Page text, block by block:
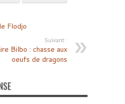
Flodjo
Suivant :
Bilbo : chasse aux
oeufs de dragons